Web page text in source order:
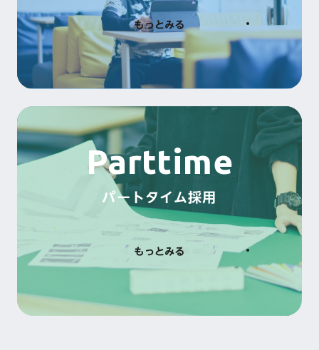
もっとみる
Parttime
パートタイム採用
もっとみる